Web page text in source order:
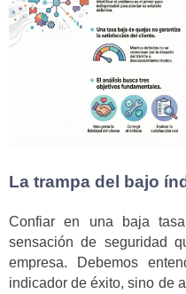
La trampa del bajo
Confiar en una baja
sensación de seguridad
empresa. Debemos
indicador de éxito, sino de